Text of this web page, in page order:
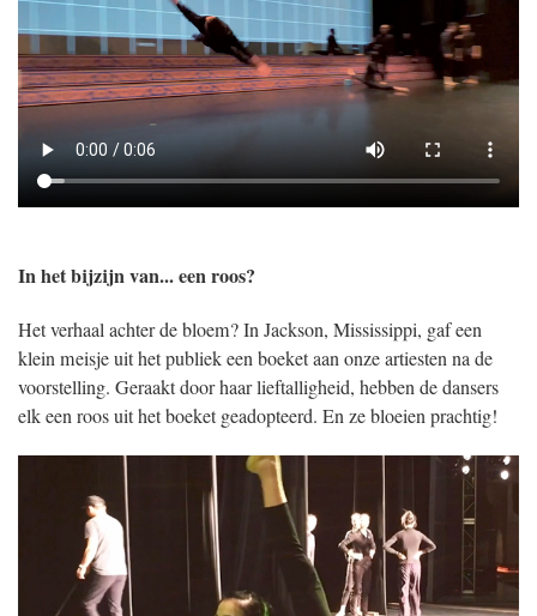
In het bijzijn van... een roos?
Het verhaal achter de bloem? In Jackson, Mississippi, gaf een
klein meisje uit het publiek een boeket aan onze artiesten na de
voorstelling. Geraakt door haar lieftalligheid, hebben de dansers
elk een roos uit het boeket geadopteerd. En ze bloeien prachtig!